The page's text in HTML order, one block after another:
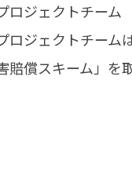
ジェクトチーム
ジェクトチーム
賠償スキーム」を